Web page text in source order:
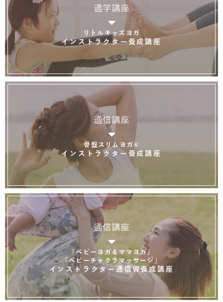
通学講座
リトルキッズヨガ
インストラクター養成講座
通信講座
骨盤スリムヨガ®
インストラクター養成講座
通信講座
「ベビーヨガ＆ママヨガ」
「ベビーチャクラマッサージ」
インストラクター通信W養成講座